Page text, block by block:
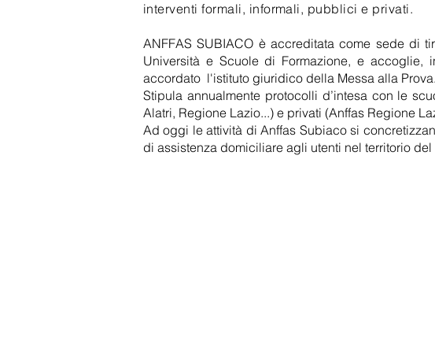
interventi formali, informali, pubblici e privati.
ANFFAS SUBIACO è accreditata come sede di
Università e Scuole di Formazione, e
accordato l'istituto giuridico della Messa alla Prova.
Stipula annualmente protocolli d’intesa con le
Alatri, Regione Lazio...) e privati (Anffas Regione
Ad oggi le attività di Anffas Subiaco si
di assistenza domiciliare agli utenti nel territorio